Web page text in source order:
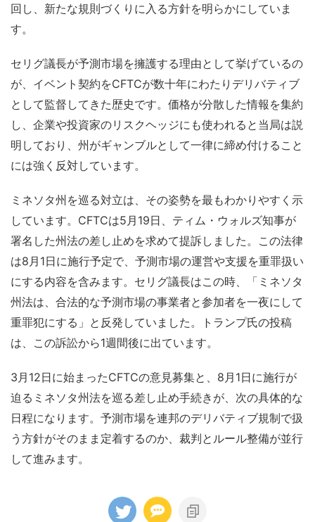
回し、新たな規則づくりに入る方針を明らかにしていま
す。
セリグ議長が予測市場を擁護する理由として挙げているの
が、イベント契約をCFTCが数十年にわたりデリバティブ
として監督してきた歴史です。価格が分散した情報を集約
し、企業や投資家のリスクヘッジにも使われると当局は説
明しており、州がギャンブルとして一律に締め付けること
には強く反対しています。
ミネソタ州を巡る対立は、その姿勢を最もわかりやすく示
しています。CFTCは5月19日、ティム・ウォルズ知事が
署名した州法の差し止めを求めて提訴しました。この法律
は8月1日に施行予定で、予測市場の運営や支援を重罪扱い
にする内容を含みます。セリグ議長はこの時、「ミネソタ
州法は、合法的な予測市場の事業者と参加者を一夜にして
重罪犯にする」と反発していました。トランプ氏の投稿
は、この訴訟から1週間後に出ています。
3月12日に始まったCFTCの意見募集と、8月1日に施行が
迫るミネソタ州法を巡る差し止め手続きが、次の具体的な
日程になります。予測市場を連邦のデリバティブ規制で扱
う方針がそのまま定着するのか、裁判とルール整備が並行
して進みます。